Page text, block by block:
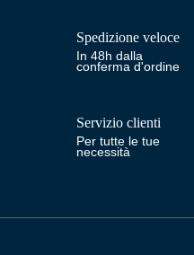
Spedizione veloce
In 48h dalla
conferma d'ordine
Servizio clienti
Per tutte le tue
necessità